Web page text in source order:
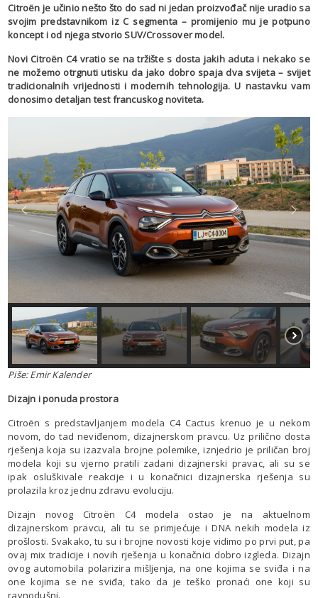
Citroën je učinio nešto što do sad ni jedan proizvođač nije uradio sa
svojim predstavnikom iz C segmenta – promijenio mu je potpuno
koncept i od njega stvorio SUV/Crossover model.
Novi Citroën C4 vratio se na tržište s dosta jakih aduta i nekako se
ne možemo otrgnuti utisku da jako dobro spaja dva svijeta – svijet
tradicionalnih vrijednosti i modernih tehnologija. U nastavku vam
donosimo detaljan test francuskog noviteta.
Piše: Emir Kalender
Dizajn i ponuda prostora
Citroën s predstavljanjem modela C4 Cactus krenuo je u nekom
novom, do tad neviđenom, dizajnerskom pravcu. Uz prilično dosta
rješenja koja su izazvala brojne polemike, iznjedrio je priličan broj
modela koji su vjerno pratili zadani dizajnerski pravac, ali su se
ipak osluškivale reakcije i u konačnici dizajnerska rješenja su
prolazila kroz jednu zdravu evoluciju.
Dizajn novog Citroën C4 modela ostao je na aktuelnom
dizajnerskom pravcu, ali tu se primjećuje i DNA nekih modela iz
prošlosti. Svakako, tu su i brojne novosti koje vidimo po prvi put, pa
ovaj mix tradicije i novih rješenja u konačnici dobro izgleda. Dizajn
ovog automobila polarizira mišljenja, na one kojima se sviđa i na
one kojima se ne sviđa, tako da je teško pronaći one koji su
ravnodušni.